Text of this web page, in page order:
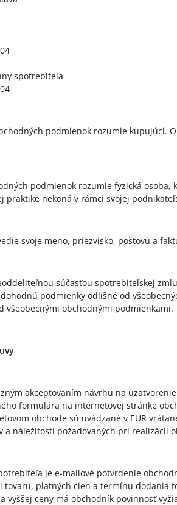
spotrebiteľa
podmienok rozumie kupujúci.
podmienok rozumie fyzická
praktike nekoná v rámci svojej
svoje meno, priezvisko, poštovú a
súčasťou spotrebiteľskej
podmienky odlišné od
obchodnými podmienkami.
akceptovaním návrhu na
formulára na internetovej stránke
obchode sú uvádzané v EUR
náležitostí požadovaných pri realizácii
je e-mailové potvrdenie
platných cien a termínu dodania
vyššej ceny má obchodník povinnosť